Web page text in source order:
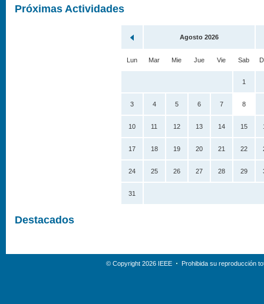
Próximas Actividades
Agosto 2026
Lun Mar Mie Jue Vie Sab
1
3 4 5 6 7 8
10 11 12 13 14 15
17 18 19 20 21 22
24 25 26 27 28 29
31
Destacados
© Copyright 2026 IEEE Prohibida su reproducción